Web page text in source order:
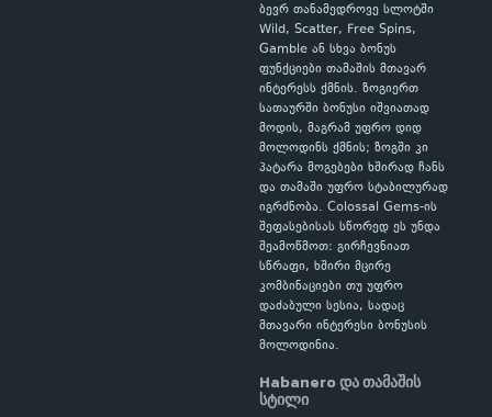
ბევრ თანამედროვე სლოტში
Wild, Scatter, Free Spins,
Gamble ან სხვა ბონუს
ფუნქციები თამაშის მთავარ
ინტერესს ქმნის. ზოგიერთ
სათაურში ბონუსი იშვიათად
მოდის, მაგრამ უფრო დიდ
მოლოდინს ქმნის; ზოგში კი
პატარა მოგებები ხშირად ჩანს
და თამაში უფრო სტაბილურად
იგრძნობა. Colossal Gems-ის
შეფასებისას სწორედ ეს უნდა
შეამოწმოთ: გირჩევნიათ
სწრაფი, ხშირი მცირე
კომბინაციები თუ უფრო
დაძაბული სესია, სადაც
მთავარი ინტერესი ბონუსის
მოლოდინია.
Habanero და თამაშის
სტილი